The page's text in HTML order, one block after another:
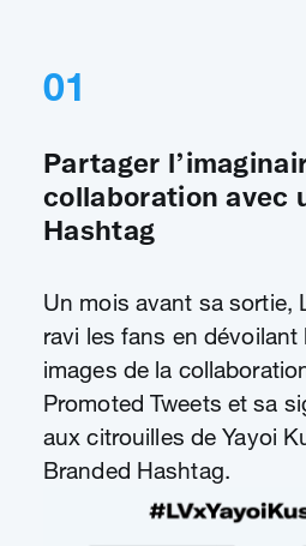
01
Partager
collaboration avec
Hashtag
Un mois avant sa sortie,
ravi les fans en dévoilant
images de la
Promoted Tweets et sa
aux citrouilles de Yayoi
Branded Hashtag.